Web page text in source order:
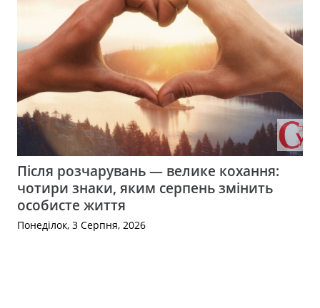
Після розчарувань — велике кохання:
чотири знаки, яким серпень змінить
особисте життя
Понеділок, 3 Серпня, 2026